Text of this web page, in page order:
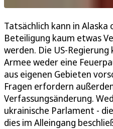
Tatsächlich kann in Alaska
Beteiligung kaum etwas
werden. Die US-
Armee weder eine
aus eigenen Gebieten
Fragen erfordern
Verfassungsänderung.
ukrainische Parlament -
dies im Alleingang